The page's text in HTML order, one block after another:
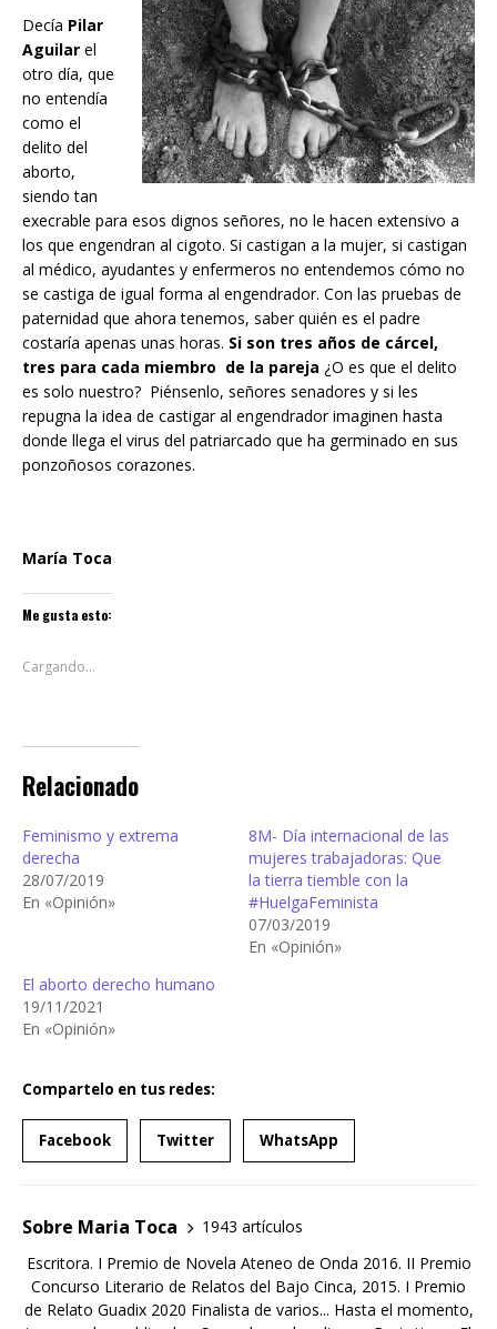
Decía Pilar
Aguilar el
otro día, que
no entendía
como el
delito del
aborto,
siendo tan
execrable para esos dignos señores, no le hacen extensivo a
los que engendran al cigoto. Si castigan a la mujer, si castigan
al médico, ayudantes y enfermeros no entendemos cómo no
se castiga de igual forma al engendrador. Con las pruebas de
paternidad que ahora tenemos, saber quién es el padre
costaría apenas unas horas. Si son tres años de cárcel,
tres para cada miembro de la pareja ¿O es que el delito
es solo nuestro? Piénsenlo, señores senadores y si les
repugna la idea de castigar al engendrador imaginen hasta
donde llega el virus del patriarcado que ha germinado en sus
ponzoñosos corazones.
María Toca
Me gusta esto:
Cargando...
Relacionado
Feminismo y extrema
derecha
28/07/2019
En «Opinión»
8M- Día internacional de las
mujeres trabajadoras: Que
la tierra tiemble con la
#HuelgaFeminista
07/03/2019
En «Opinión»
El aborto derecho humano
19/11/2021
En «Opinión»
Compartelo en tus redes:
Facebook Twitter WhatsApp
Sobre Maria Toca
1943 artículos
Escritora. I Premio de Novela Ateneo de Onda 2016. II Premio
Concurso Literario de Relatos del Bajo Cinca, 2015. I Premio
de Relato Guadix 2020 Finalista de varios... Hasta el momento,